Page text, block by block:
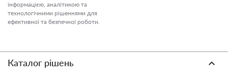
інформацією, аналітикою та
технологічними рішеннями для
ефективної та безпечної роботи.
Каталог рішень